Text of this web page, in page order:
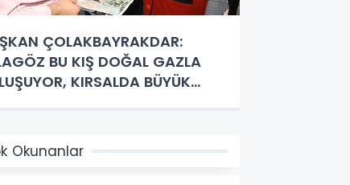
ÇOLAKBAYRAKDAR:
BU KIŞ DOĞAL GAZLA
KIRSALDA BÜYÜK
Okunanlar